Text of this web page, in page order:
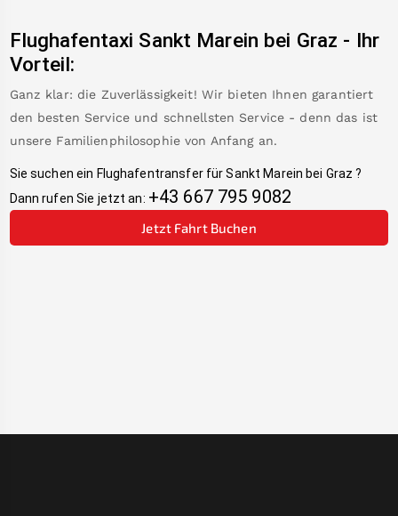
Flughafentaxi Sankt Marein bei Graz - Ihr
Vorteil:
Ganz klar: die Zuverlässigkeit! Wir bieten Ihnen garantiert
den besten Service und schnellsten Service - denn das ist
unsere Familienphilosophie von Anfang an.
Sie suchen ein Flughafentransfer für Sankt Marein bei Graz ?
Dann rufen Sie jetzt an: +43 667 795 9082
Jetzt Fahrt Buchen